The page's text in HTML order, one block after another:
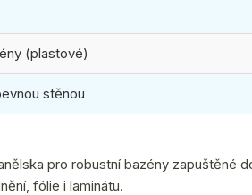
(plastové)
stěnou
pro robustní bazény zapuštěné
fólie i laminátu.